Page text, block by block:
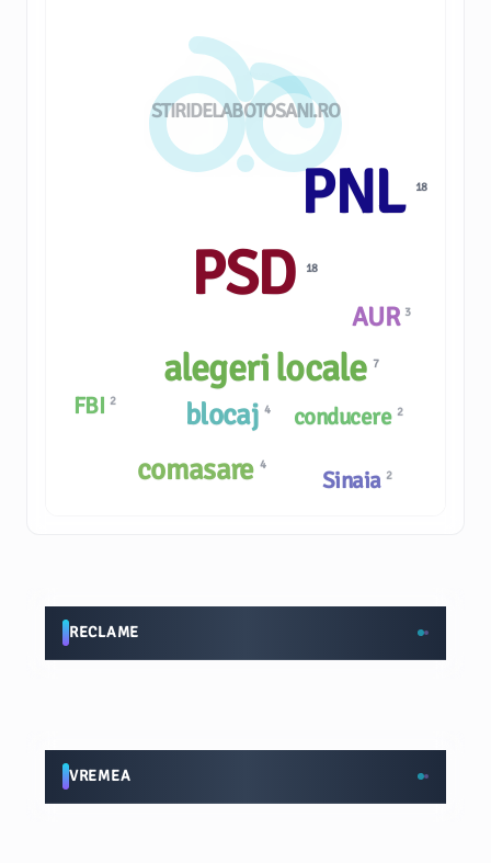
STIRIDELABOTOSANI.RO
conducere 2
FBI 2
PNL 18
PSD 18
alegeri locale7
Sinaia 2
AUR 3
blocaj4
comasare 4
RECLAME
VREMEA